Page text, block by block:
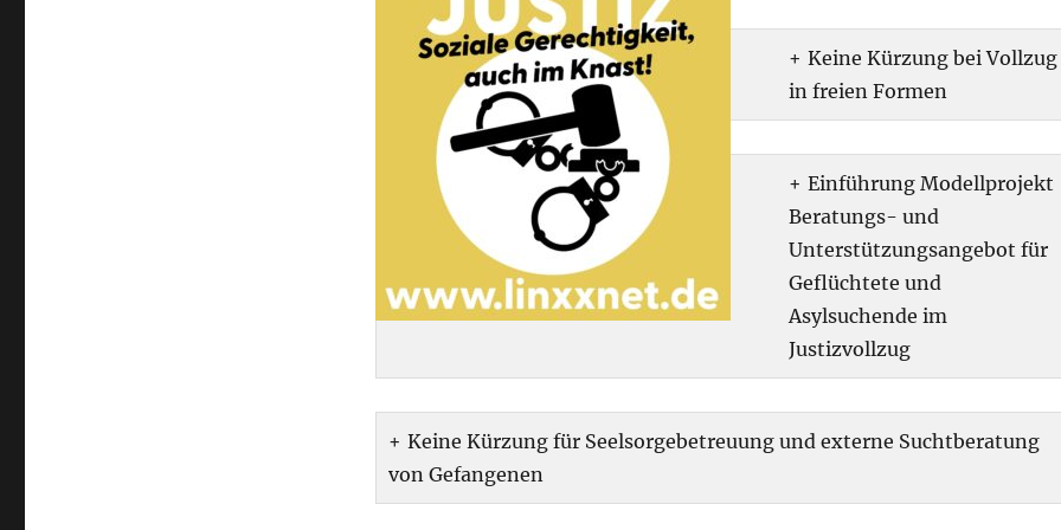
Keine Kürzung bei Vollzug
in freien Formen
Einführung Modellprojekt
Beratungs- und
Unterstützungsangebot für
Geflüchtete und
Asylsuchende im
Justizvollzug
Keine Kürzung für Seelsorgebetreuung und externe Suchtberatung
von Gefangenen